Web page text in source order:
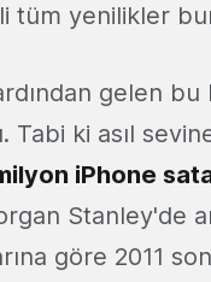
tüm yenilikler
gelen
Tabi ki asıl
iPhone
Stanley'de
göre 2011